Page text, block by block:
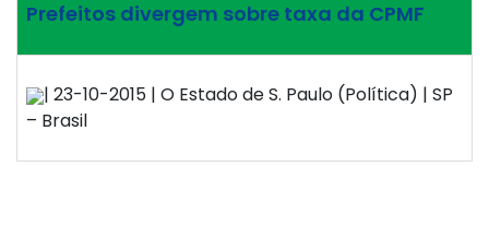
Prefeitos divergem sobre taxa da CPMF
| 23-10-2015 | O Estado de S. Paulo (Política) | SP
– Brasil